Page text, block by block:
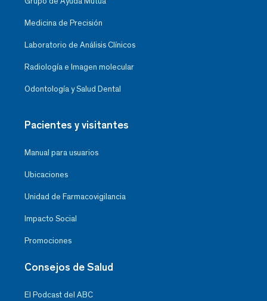
Medicina de Precisión
Laboratorio de Análisis Clínicos
Radiología e Imagen molecular
Odontología y Salud Dental
Pacientes y visitantes
Manual para usuarios
Ubicaciones
Unidad de Farmacovigilancia
Impacto Social
Promociones
Consejos de Salud
El Podcast del ABC